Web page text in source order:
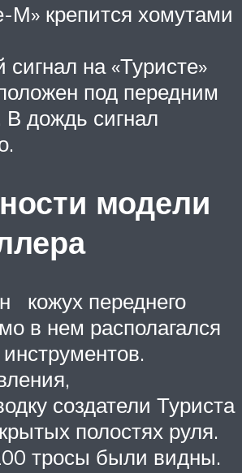
М» крепится хомутами
сигнал на «Туристе»
под передним
В дождь сигнал
модели
кожух переднего
в нем располагался
создатели Туриста
полостях руля.
тросы были видны.